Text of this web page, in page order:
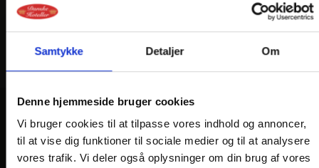
Samtykke Detaljer Om
Denne hjemmeside bruger cookies
Vi bruger cookies til at tilpasse vores indhold og annoncer,
til at vise dig funktioner til sociale medier og til at analysere
vores trafik. Vi deler også oplysninger om din brug af vores
VORES HOTELLER OG KATEGORIER